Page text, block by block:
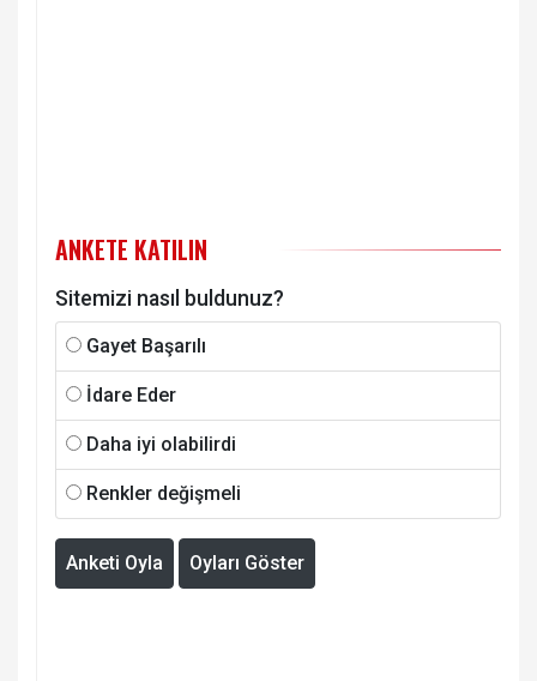
ANKETE KATILIN
Sitemizi nasıl buldunuz?
Gayet Başarılı
İdare Eder
Daha iyi olabilirdi
Renkler değişmeli
Anketi Oyla Oyları Göster